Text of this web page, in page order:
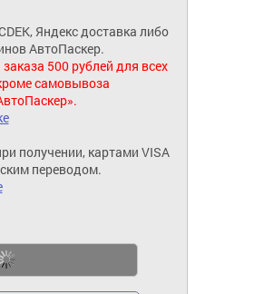
Яндекс доставка либо
АвтоПаскер.
500 рублей для всех
самовывоза
получении, картами VISA
переводом.